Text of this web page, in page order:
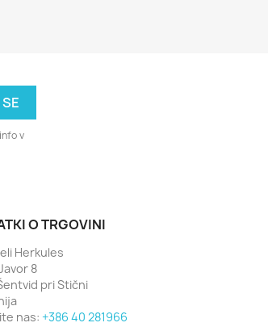
v
O TRGOVINI
Herkules
8
pri Stični
nas: +386 40 281966